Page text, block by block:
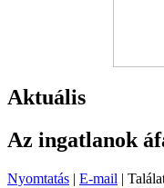
Aktuális
Az ingatlanok
Nyomtatás | E-mail |